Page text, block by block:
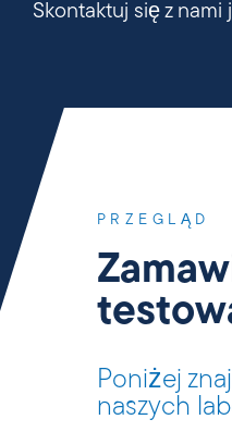
Skontaktuj się z nami
PRZEGLĄD
Poniżej
naszych